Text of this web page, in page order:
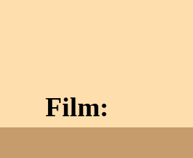
Film: